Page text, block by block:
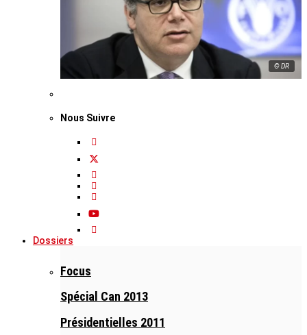
© DR
Nous Suivre
Dossiers
Focus
Spécial Can 2013
Présidentielles 2011